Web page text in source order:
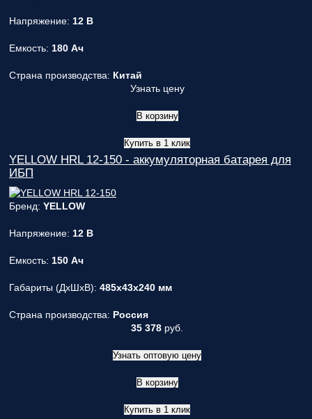
Напряжение: 12 В
Емкость: 180 Ач
Страна производства: Китай
Узнать цену
В корзину
Купить в 1 клик
YELLOW HRL 12-150 - аккумуляторная батарея для
ИБП
Бренд: YELLOW
Напряжение: 12 В
Емкость: 150 Ач
Габариты (ДxШxВ): 485x43x240 мм
Страна производства: Россия
35 378 руб.
Узнать оптовую цену
В корзину
Купить в 1 клик